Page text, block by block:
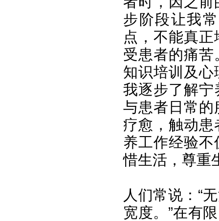
步阶段让我
点，不能真
受患者的痛
知识培训及
我逐步了解
与患者日常
疗愈，触动
养工作经验
惜生活，尊重
人们常说：“
宽度。”在有